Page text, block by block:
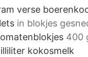
verse
in blokjes
400
kokosmelk